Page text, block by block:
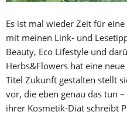
Es ist mal wieder Zeit für
mit meinen Link- und
Beauty, Eco Lifestyle und
Herbs&Flowers hat eine
Titel Zukunft gestalten stellt
vor, die eben genau das tun
ihrer Kosmetik-Diät schreibt